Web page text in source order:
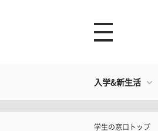
入学&新生活
学生の窓口トップ